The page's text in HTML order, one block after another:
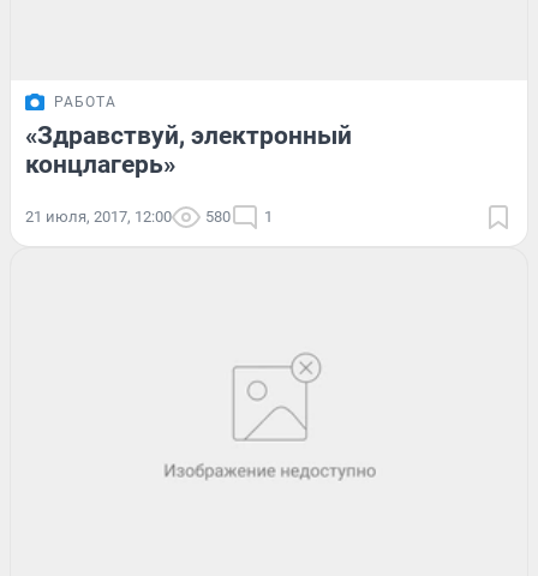
РАБОТА
«Здравствуй, электронный
концлагерь»
21 июля, 2017, 12:00 580 1